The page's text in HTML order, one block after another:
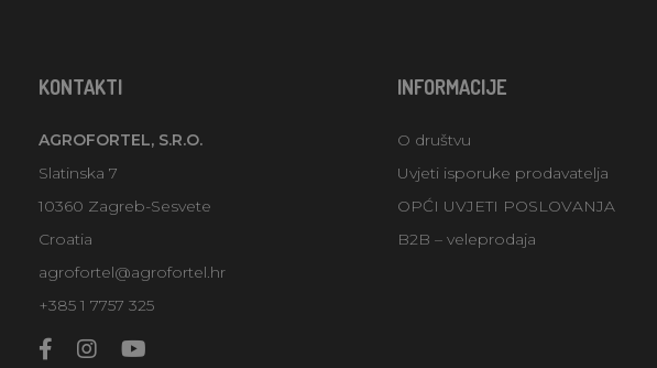
KONTAKTI
AGROFORTEL, S.R.O.
Slatinska 7
10360 Zagreb-Sesvete
Croatia
agrofortel@agrofortel.hr
+385 1 7757 325
INFORMACIJE
O društvu
Uvjeti isporuke prodavatelja
OPĆI UVJETI POSLOVANJA
B2B – veleprodaja